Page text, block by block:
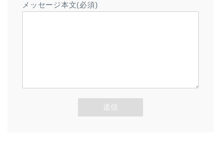
メッセージ本文(必須)